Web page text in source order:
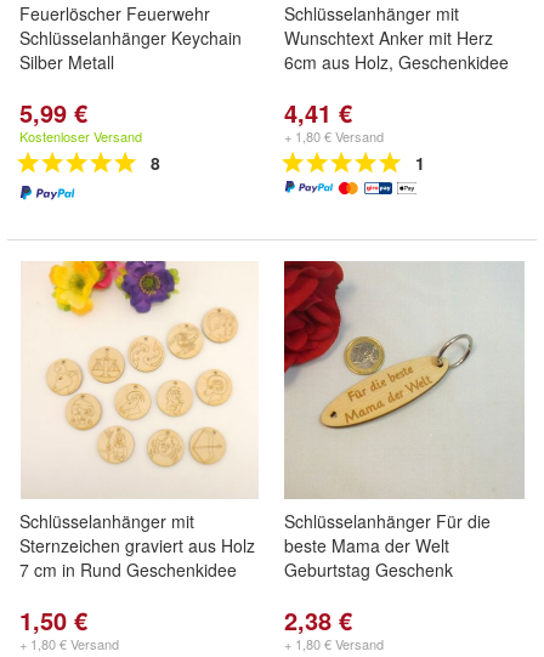
Feuerlöscher Feuerwehr
Schlüsselanhänger Keychain
Silber Metall
5,99 €
Kostenloser Versand
8
Schlüsselanhänger mit
Wunschtext Anker mit Herz
6cm aus Holz, Geschenkidee
4,41 €
+ 1,80 € Versand
1
Schlüsselanhänger mit
Sternzeichen graviert aus Holz
7 cm in Rund Geschenkidee
1,50 €
+ 1,80 € Versand
Schlüsselanhänger Für die
beste Mama der Welt
Geburtstag Geschenk
2,38 €
+ 1,80 € Versand